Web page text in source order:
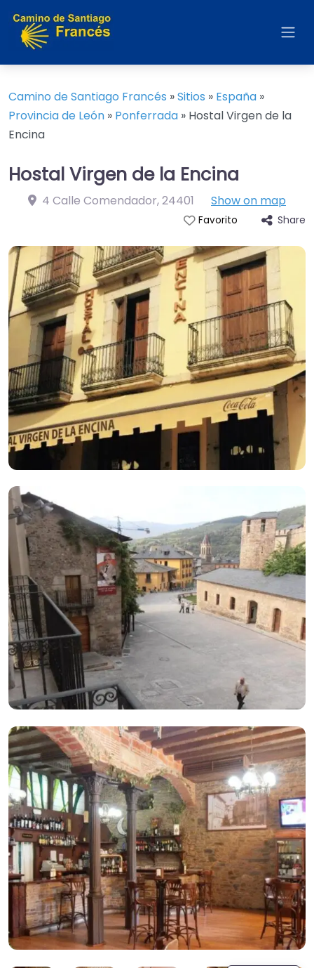
Camino de Santiago Francés »Sitios » España »
Provincia de León » Ponferrada » Hostal Virgen de la
Encina
Hostal Virgen de la Encina
4 Calle Comendador,24401 Show on map
Favorito Share